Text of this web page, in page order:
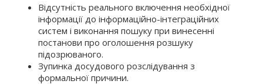
Відсутність реального включення необхідної
інформації до інформаційно-інтеграційних
систем і виконання пошуку при винесенні
постанови про оголошення розшуку
підозрюваного.
Зупинка досудового розслідування з
формальної причини.